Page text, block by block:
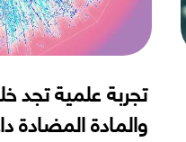
تجربة علمية تجد
والمادة المضادة